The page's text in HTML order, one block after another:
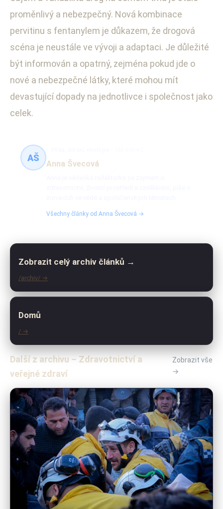
proměnlivý a nebezpečný. Nová kombinace
pervitinu s fentanylem je důkazem, že drogová
scéna je neustále ve vývoji a adaptaci. Je důležité
být informován a opatrný, zejména pokud jde o
nové a nebezpečné látky, které mohou mít
devastující dopady na jednotlivce i společnost jako
celek.
AŠ
Anna Švecová
Všechny články od Anna Švecová →
Zobrazit celý archiv článků →
/archiv/ →
Domů
/ →
Další z archivu – Zdravotnictví a
veřejné zdraví
Zobrazit vše
→